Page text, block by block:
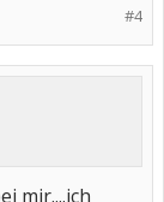
#4
mir....ich